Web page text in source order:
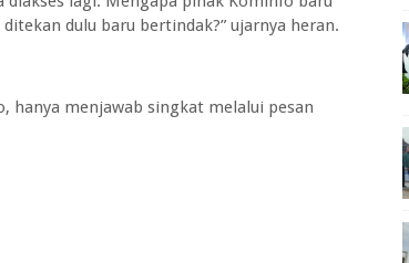
dulu baru bertindak?” ujarnya heran.
hanya menjawab singkat melalui pesan